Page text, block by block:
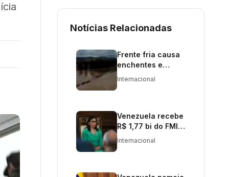
Notícias Relacionadas
Frente fria causa
enchentes e
tornados no Chile
Internacional
Venezuela recebe
R$ 1,77 bi do FMI
para reconstrução
Internacional